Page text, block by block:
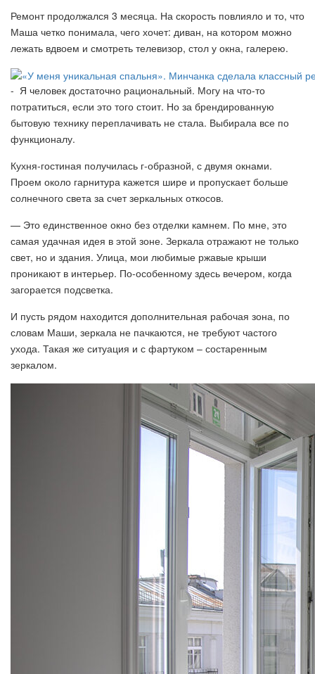
Ремонт продолжался 3 месяца. На скорость повлияло и то, что
Маша четко понимала, чего хочет: диван, на котором можно
лежать вдвоем и смотреть телевизор, стол у окна, галерею.
- Я человек достаточно рациональный. Могу на что-то
потратиться, если это того стоит. Но за брендированную
бытовую технику переплачивать не стала. Выбирала все по
функционалу.
Кухня-гостиная получилась г-образной, с двумя окнами.
Проем около гарнитура кажется шире и пропускает больше
солнечного света за счет зеркальных откосов.
— Это единственное окно без отделки камнем. По мне, это
самая удачная идея в этой зоне. Зеркала отражают не только
свет, но и здания. Улица, мои любимые ржавые крыши
проникают в интерьер. По-особенному здесь вечером, когда
загорается подсветка.
И пусть рядом находится дополнительная рабочая зона, по
словам Маши, зеркала не пачкаются, не требуют частого
ухода. Такая же ситуация и с фартуком – состаренным
зеркалом.